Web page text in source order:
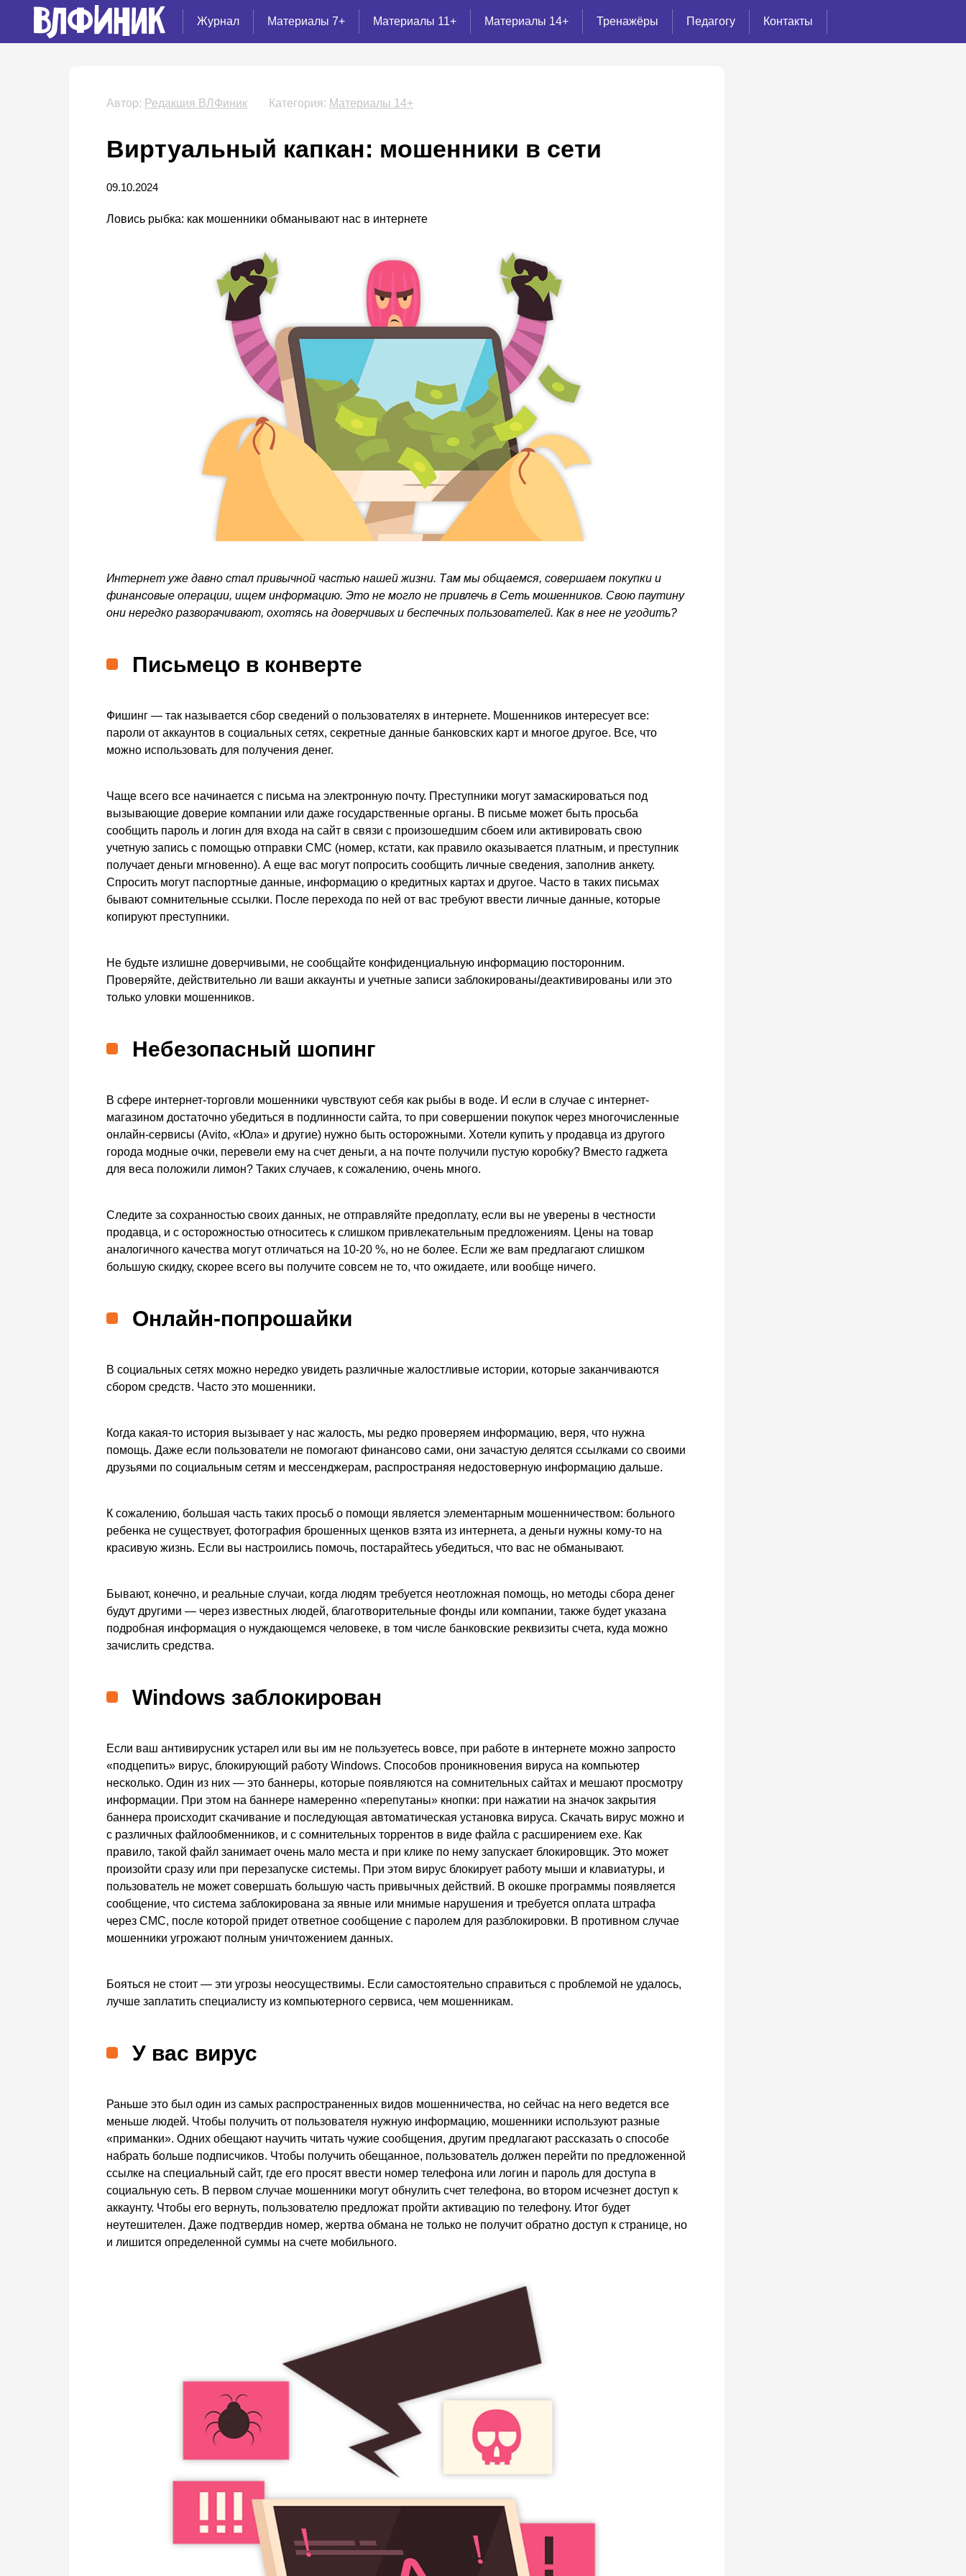
Журнал Материалы 7+ Материалы 11+ Материалы 14+ Тренажёры Педагогу Контакты
Автор: Редакция ВЛФиник Категория: Материалы 14+
Виртуальный капкан: мошенники в сети
09.10.2024
Ловись рыбка: как мошенники обманывают нас в интернете
Интернет уже давно стал привычной частью нашей жизни. Там мы общаемся, совершаем покупки и
финансовые операции, ищем информацию. Это не могло не привлечь в Сеть мошенников. Свою паутину
они нередко разворачивают, охотясь на доверчивых и беспечных пользователей. Как в нее не угодить?
Письмецо в конверте
Фишинг — так называется сбор сведений о пользователях в интернете. Мошенников интересует все:
пароли от аккаунтов в социальных сетях, секретные данные банковских карт и многое другое. Все, что
можно использовать для получения денег.
Чаще всего все начинается с письма на электронную почту. Преступники могут замаскироваться под
вызывающие доверие компании или даже государственные органы. В письме может быть просьба
сообщить пароль и логин для входа на сайт в связи с произошедшим сбоем или активировать свою
учетную запись с помощью отправки СМС (номер, кстати, как правило оказывается платным, и преступник
получает деньги мгновенно). А еще вас могут попросить сообщить личные сведения, заполнив анкету.
Спросить могут паспортные данные, информацию о кредитных картах и другое. Часто в таких письмах
бывают сомнительные ссылки. После перехода по ней от вас требуют ввести личные данные, которые
копируют преступники.
Не будьте излишне доверчивыми, не сообщайте конфиденциальную информацию посторонним.
Проверяйте, действительно ли ваши аккаунты и учетные записи заблокированы/деактивированы или это
только уловки мошенников.
Небезопасный шопинг
В сфере интернет-торговли мошенники чувствуют себя как рыбы в воде. И если в случае с интернет-
магазином достаточно убедиться в подлинности сайта, то при совершении покупок через многочисленные
онлайн-сервисы (Avito, «Юла» и другие) нужно быть осторожными. Хотели купить у продавца из другого
города модные очки, перевели ему на счет деньги, а на почте получили пустую коробку? Вместо гаджета
для веса положили лимон? Таких случаев, к сожалению, очень много.
Следите за сохранностью своих данных, не отправляйте предоплату, если вы не уверены в честности
продавца, и с осторожностью относитесь к слишком привлекательным предложениям. Цены на товар
аналогичного качества могут отличаться на 10-20 %, но не более. Если же вам предлагают слишком
большую скидку, скорее всего вы получите совсем не то, что ожидаете, или вообще ничего.
Онлайн-попрошайки
В социальных сетях можно нередко увидеть различные жалостливые истории, которые заканчиваются
сбором средств. Часто это мошенники.
Когда какая-то история вызывает у нас жалость, мы редко проверяем информацию, веря, что нужна
помощь. Даже если пользователи не помогают финансово сами, они зачастую делятся ссылками со своими
друзьями по социальным сетям и мессенджерам, распространяя недостоверную информацию дальше.
К сожалению, большая часть таких просьб о помощи является элементарным мошенничеством: больного
ребенка не существует, фотография брошенных щенков взята из интернета, а деньги нужны кому-то на
красивую жизнь. Если вы настроились помочь, постарайтесь убедиться, что вас не обманывают.
Бывают, конечно, и реальные случаи, когда людям требуется неотложная помощь, но методы сбора денег
будут другими — через известных людей, благотворительные фонды или компании, также будет указана
подробная информация о нуждающемся человеке, в том числе банковские реквизиты счета, куда можно
зачислить средства.
Windows заблокирован
Если ваш антивирусник устарел или вы им не пользуетесь вовсе, при работе в интернете можно запросто
«подцепить» вирус, блокирующий работу Windows. Способов проникновения вируса на компьютер
несколько. Один из них — это баннеры, которые появляются на сомнительных сайтах и мешают просмотру
информации. При этом на баннере намеренно «перепутаны» кнопки: при нажатии на значок закрытия
баннера происходит скачивание и последующая автоматическая установка вируса. Скачать вирус можно и
с различных файлообменников, и с сомнительных торрентов в виде файла с расширением exe. Как
правило, такой файл занимает очень мало места и при клике по нему запускает блокировщик. Это может
произойти сразу или при перезапуске системы. При этом вирус блокирует работу мыши и клавиатуры, и
пользователь не может совершать большую часть привычных действий. В окошке программы появляется
сообщение, что система заблокирована за явные или мнимые нарушения и требуется оплата штрафа
через СМС, после которой придет ответное сообщение с паролем для разблокировки. В противном случае
мошенники угрожают полным уничтожением данных.
Бояться не стоит — эти угрозы неосуществимы. Если самостоятельно справиться с проблемой не удалось,
лучше заплатить специалисту из компьютерного сервиса, чем мошенникам.
У вас вирус
Раньше это был один из самых распространенных видов мошенничества, но сейчас на него ведется все
меньше людей. Чтобы получить от пользователя нужную информацию, мошенники используют разные
«приманки». Одних обещают научить читать чужие сообщения, другим предлагают рассказать о способе
набрать больше подписчиков. Чтобы получить обещанное, пользователь должен перейти по предложенной
ссылке на специальный сайт, где его просят ввести номер телефона или логин и пароль для доступа в
социальную сеть. В первом случае мошенники могут обнулить счет телефона, во втором исчезнет доступ к
аккаунту. Чтобы его вернуть, пользователю предложат пройти активацию по телефону. Итог будет
неутешителен. Даже подтвердив номер, жертва обмана не только не получит обратно доступ к странице, но
и лишится определенной суммы на счете мобильного.